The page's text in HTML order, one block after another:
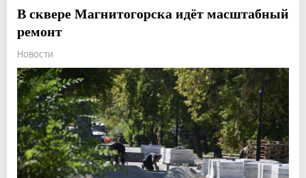
В сквере Магнитогорска идёт масштабный
ремонт
Новости